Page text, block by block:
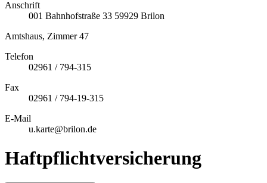
Anschrift
001 Bahnhofstraße 33 59929 Brilon
Amtshaus, Zimmer 47
Telefon
02961 / 794-315
Fax
02961 / 794-19-315
E-Mail
u.karte@brilon.de
Haftpflichtversicherung